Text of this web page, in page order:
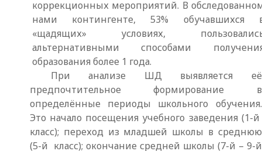
коррекционных мероприятий. В
нами контингенте, 53% обучавшихся
«щадящих» условиях,
альтернативными способами
образования более 1 года.
При анализе ШД выявляется её
предпочтительное формирование в
определённые периоды школьного обучения.
Это начало посещения учебного заведения (1-й
класс); переход из младшей школы в среднюю
(5-й класс); окончание средней школы (7-й – 9-й